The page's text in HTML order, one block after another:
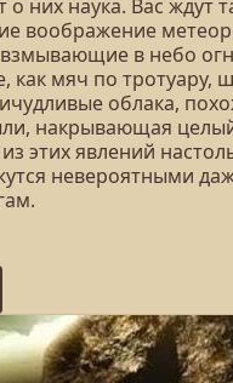
о них наука. Вас ждут
воображение
взмывающие в небо
как мяч по тротуару,
облака,
накрывающая
этих явлений
невероятными